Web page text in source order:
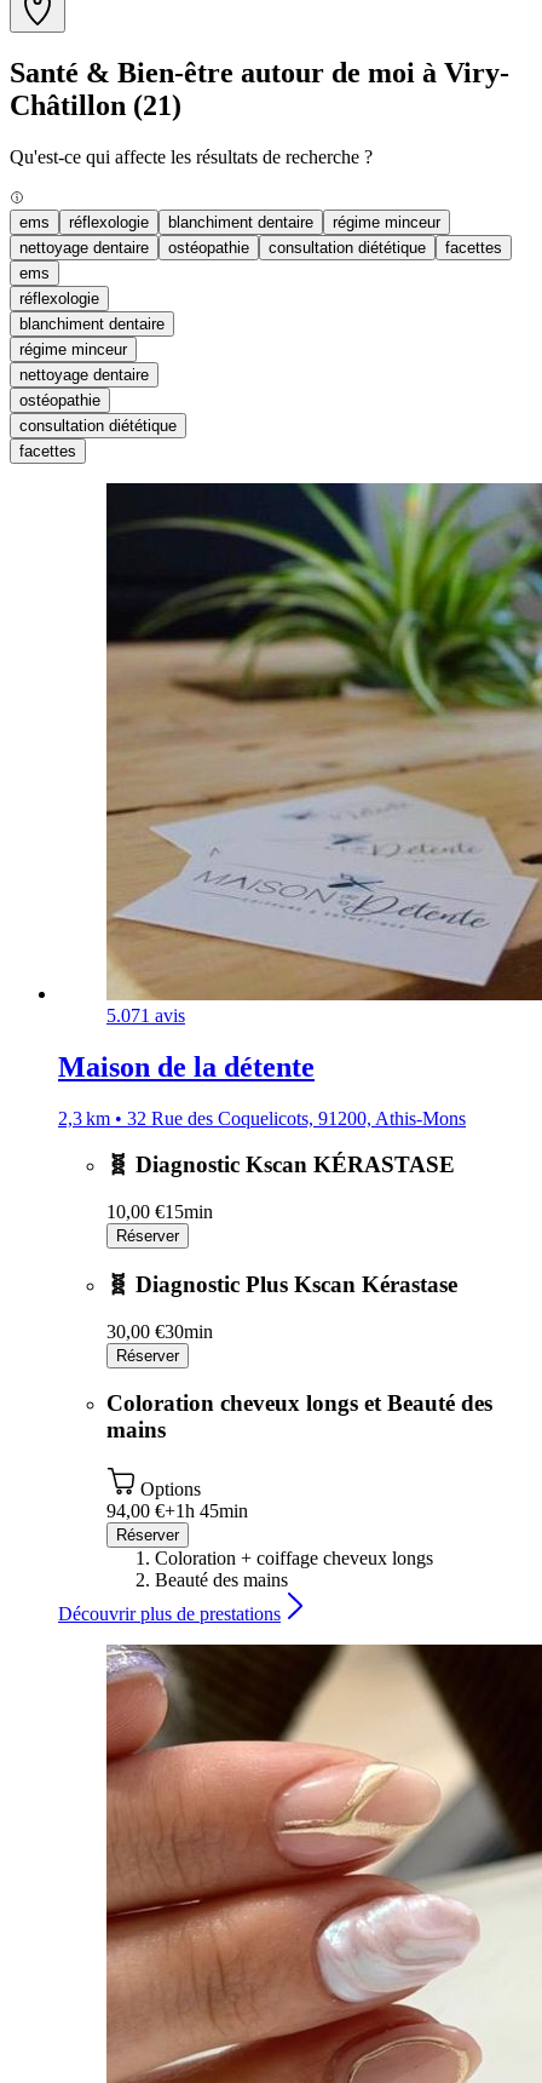
Santé & Bien-être autour de moi à Viry-
Châtillon (21)
Qu'est-ce qui affecte les résultats de recherche ?
ems réflexologie blanchiment dentaire
régime minceur
nettoyage dentaire
ostéopathie consultation diététique
facettes
ems
réflexologie
blanchiment dentaire
régime minceur
nettoyage dentaire
ostéopathie
consultation diététique
facettes
5.071 avis
Maison de la détente
2,3 km • 32 Rue des Coquelicots, 91200, Athis-Mons
🧬 Diagnostic Kscan KÉRASTASE
10,00 €15min
Réserver
🧬 Diagnostic Plus Kscan Kérastase
30,00 €30min
Réserver
Coloration cheveux longs et Beauté des
mains
Options
94,00 €+1h 45min
Réserver
Coloration + coiffage cheveux longs
Beauté des mains
Découvrir plus de prestations